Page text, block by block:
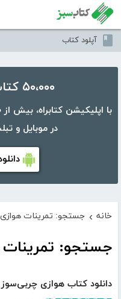
آپلود کتاب
۵۰،۰۰۰ کتاب در موبایل شما
در موبایل و
خانه › جستجو: تمرینات هوازی
جستجو: تمرینات
دانلود کتاب هوازی